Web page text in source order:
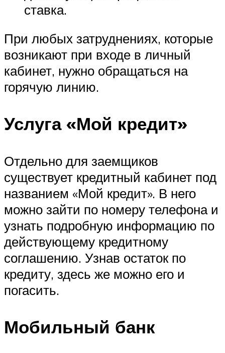
ставка.
При любых затруднениях, которые
возникают при входе в личный
кабинет, нужно обращаться на
горячую линию.
Услуга «Мой кредит»
Отдельно для заемщиков
существует кредитный кабинет под
названием «Мой кредит». В него
можно зайти по номеру телефона и
узнать подробную информацию по
действующему кредитному
соглашению. Узнав остаток по
кредиту, здесь же можно его и
погасить.
Мобильный банк